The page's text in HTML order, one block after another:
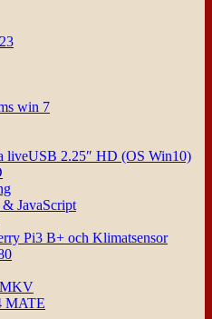
win 7
liveUSB 2.25″ HD (OS Win10)
JavaScript
Pi3 B+ och Klimatsensor
MATE